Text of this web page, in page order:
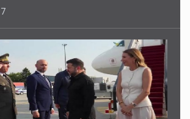
Şurasına əlavə hüquq və vəzifələr verilib